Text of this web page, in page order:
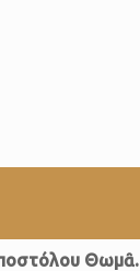
Θωμᾶ.